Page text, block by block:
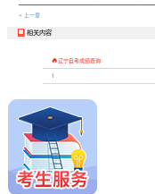
< 上一章
 相关内容
辽宁自考成绩查询
1